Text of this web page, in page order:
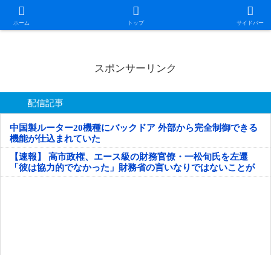
ホーム トップ サイドバー
日本第一！ニュース録
スポンサーリンク
配信記事
中国製ルーター20機種にバックドア 外部から完全制御できる
機能が仕込まれていた
【速報】 高市政権、エース級の財務官僚・一松旬氏を左遷
「彼は協力的でなかった」財務省の言いなりではないことが
判明